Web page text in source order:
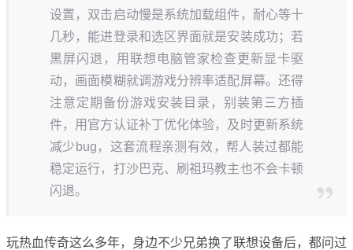
设置，双击启动慢是系统加载组件，耐心等十
几秒，能进登录和选区界面就是安装成功；若
黑屏闪退，用联想电脑管家检查更新显卡驱
动，画面模糊就调游戏分辨率适配屏幕。还得
注意定期备份游戏安装目录，别装第三方插
件，用官方认证补丁优化体验，及时更新系统
减少bug，这套流程亲测有效，帮人装过都能
稳定运行，打沙巴克、刷祖玛教主也不会卡顿
闪退。
玩热血传奇这么多年，身边不少兄弟换了联想设备后，都问过